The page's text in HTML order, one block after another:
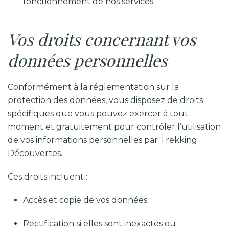
Vos droits concernant vos
données personnelles
Conformément à la réglementation sur la
protection des données, vous disposez de droits
spécifiques que vous pouvez exercer à tout
moment et gratuitement pour contrôler l’utilisation
de vos informations personnelles par Trekking
Découvertes.
Ces droits incluent :
Accès et copie de vos données ;
Rectification si elles sont inexactes ou